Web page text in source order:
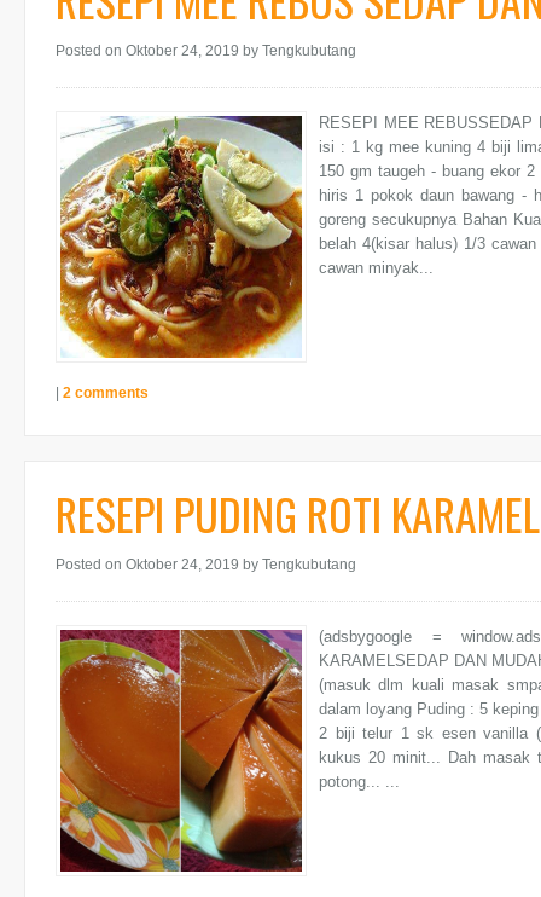
Posted on Oktober 24, 2019 by Tengkubutang
RESEPI MEE REBUSSEDAP
isi : 1 kg mee kuning 4 biji
150 gm taugeh - buang ekor
hiris 1 pokok daun bawang -
goreng secukupnya Bahan
belah 4(kisar halus) 1/3
cawan minyak...
2 comments
RESEPI PUDING ROTI
Posted on Oktober 24, 2019 by Tengkubutang
(adsbygoogle =
KARAMELSEDAP DAN
(masuk dlm kuali masak
dalam loyang Puding : 5
2 biji telur 1 sk esen vanilla
kukus 20 minit... Dah masak
potong... ...